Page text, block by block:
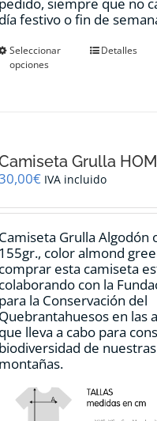
día festivo o fin de
Seleccionar
opciones
Este
se
pueden
en
página
de
producto
Detalles
Grulla
€ IVA incluido
Camiseta Grulla Algodón
155gr., coloralmond
comprar esta camiseta
colaborando con la
para la Conservación del
Quebrantahuesos en las
que lleva a cabo para
biodiversidad de nuestras
montañas.